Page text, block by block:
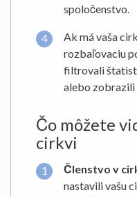
spoločenstvo.
Ak má vaša
rozbaľovaciu
filtrovali
alebo zobrazili
Čo môžete
cirkvi
Členstvo v
nastavili vašu